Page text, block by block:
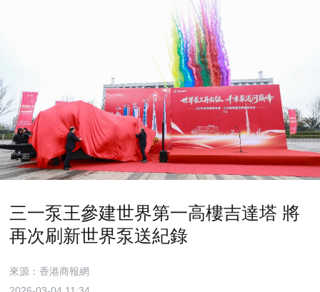
三一泵王參建世界第一高樓吉達塔 將
再次刷新世界泵送紀錄
來源：香港商報網